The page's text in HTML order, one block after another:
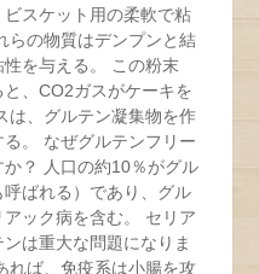
スケット用の柔軟で粘
らの物質はデンプンと結
を与える。 この粉末
、CO2ガスがケーキを
は、グルテン凝集物を作
。 なぜグルテンフリー
？ 人口の約10％がグル
ばれる）であり、グル
ック病を含む。 セリア
は重大な問題になりま
れば、免疫系は小腸を攻